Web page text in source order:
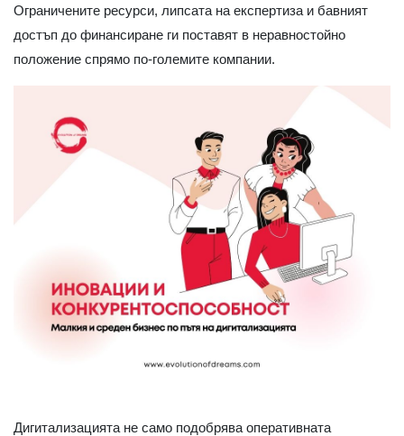
Ограничените ресурси, липсата на експертиза и бавният
достъп до финансиране ги поставят в неравностойно
положение спрямо по-големите компании.
Дигитализацията не само подобрява оперативната